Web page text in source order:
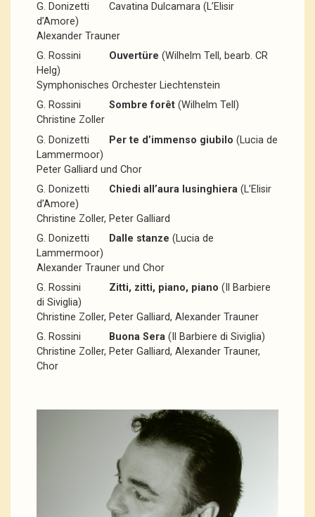
G. Donizetti Cavatina Dulcamara (L’Elisir
d’Amore)
Alexander Trauner
G. Rossini Ouvertüre (Wilhelm Tell, bearb. CR
Helg)
Symphonisches Orchester Liechtenstein
G. Rossini Sombre forêt(Wilhelm Tell)
Christine Zoller
G. Donizetti
Per te d’immenso giubilo (Lucia de
Lammermoor)
Peter Galliard und Chor
G. Donizetti Chiedi all’aura lusinghiera(L’Elisir
d’Amore)
Christine Zoller, Peter Galliard
G. Donizetti
Dalle stanze (Lucia de
Lammermoor)
Alexander Trauner und Chor
G. Rossini Zitti, zitti, piano, piano (Il Barbiere
di Siviglia)
Christine Zoller, Peter Galliard, Alexander Trauner
G. Rossini
Buona Sera(Il Barbiere di Siviglia)
Christine Zoller, Peter Galliard, Alexander Trauner,
Chor